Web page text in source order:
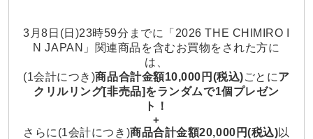
3月8日(日)23時59分までに「2026 THE CHIMIRO I
N JAPAN」関連商品を含むお買物をされた方に
は、
(1会計につき)商品合計金額10,000円(税込)ごとにア
クリルリング[非売品]をランダムで1個プレゼン
ト！
+
さらに(1会計につき)商品合計金額20,000円(税込)以